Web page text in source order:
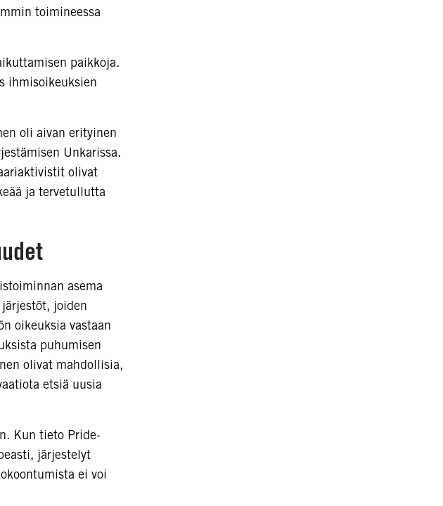
toimineessa
paikkoja.
ihmisoikeuksien
oli aivan erityinen
Unkarissa.
olivat
ja tervetullutta
asema
järjestöt, joiden
oikeuksia vastaan
puhumisen
olivat mahdollisia,
etsiä uusia
Kun tieto Pride-
järjestelyt
ei voi